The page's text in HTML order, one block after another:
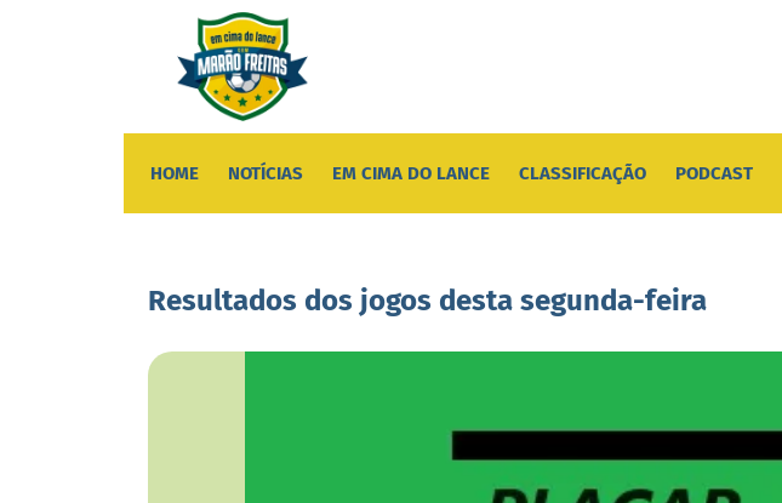
HOME NOTÍCIAS EM CIMA DO LANCE CLASSIFICAÇÃO PODCAST
Resultados dos jogos desta segunda-feira